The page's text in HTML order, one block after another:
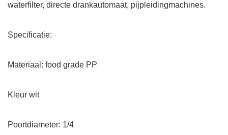
waterfilter, directe drankautomaat, pijpleidingmachines.
Specificatie:
Materiaal: food grade PP
Kleur wit
Poortdiameter: 1/4